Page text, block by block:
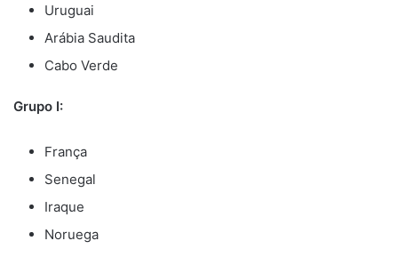
Uruguai
Arábia Saudita
Cabo Verde
Grupo I:
França
Senegal
Iraque
Noruega